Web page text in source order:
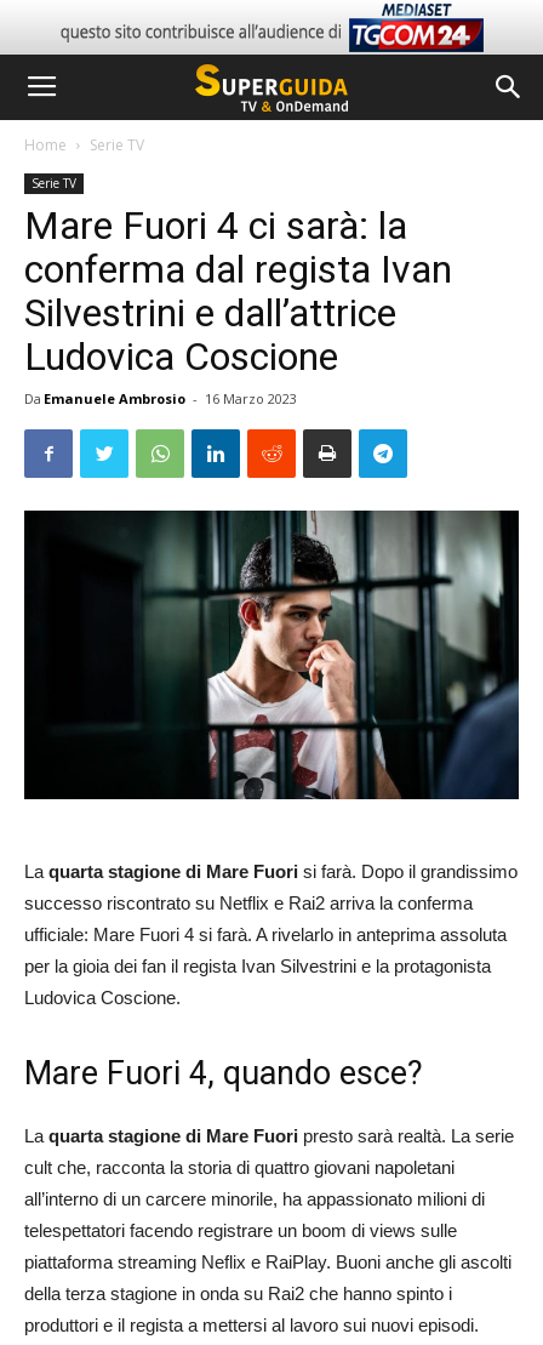
Home Serie TV
Serie TV
Mare Fuori 4 ci sarà: la
conferma dal regista Ivan
Silvestrini e dall’attrice
Ludovica Coscione
Da Emanuele Ambrosio - 16 Marzo 2023
La quarta stagione di Mare Fuori si farà. Dopo il grandissimo
successo riscontrato su Netflix e Rai2 arriva la conferma
ufficiale: Mare Fuori 4 si farà. A rivelarlo in anteprima assoluta
per la gioia dei fan il regista Ivan Silvestrini e la protagonista
Ludovica Coscione.
Mare Fuori 4, quando esce?
La quarta stagione di Mare Fuori presto sarà realtà. La serie
cult che, racconta la storia di quattro giovani napoletani
all’interno di un carcere minorile, ha appassionato milioni di
telespettatori facendo registrare un boom di views sulle
piattaforma streaming Neflix e RaiPlay. Buoni anche gli ascolti
della terza stagione in onda su Rai2 che hanno spinto i
produttori e il regista a mettersi al lavoro sui nuovi episodi.